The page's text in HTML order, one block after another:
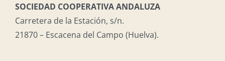
SOCIEDAD COOPERATIVA ANDALUZA
Carretera de la Estación, s/n.
21870 – Escacena del Campo (Huelva).